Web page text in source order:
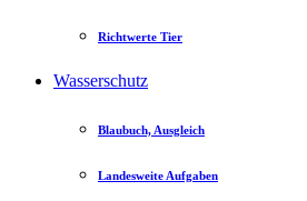
Richtwerte Tier
Wasserschutz
Blaubuch, Ausgleich
Landesweite Aufgaben